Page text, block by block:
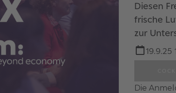
Diesen
frische
zur
19.9.25
Die